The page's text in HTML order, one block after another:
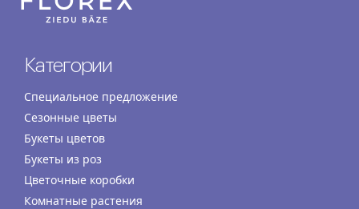
Категории
Специальное предложение
Сезонные цветы
Букеты цветов
Букеты из роз
Цветочные коробки
Комнатные растения